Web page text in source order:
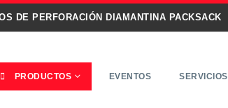
DE PERFORACIÓN DIAMANTINA PACKSACK
PRODUCTOS EVENTOS SERVICIOS